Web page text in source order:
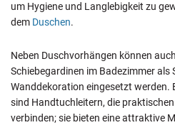
um Hygiene und Langlebigkeit zu
dem Duschen.
Neben Duschvorhängen können
Schiebegardinen im Badezimmer
Wanddekoration eingesetzt werden.
sind Handtuchleitern, die
verbinden; sie bieten eine attraktive